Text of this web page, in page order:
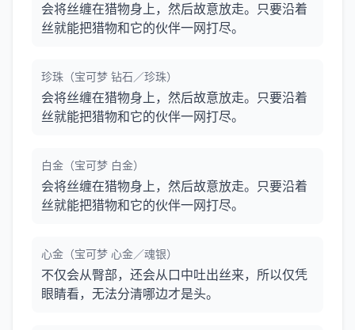
会将丝缠在猎物身上，然后故意放走。只要沿着
丝就能把猎物和它的伙伴一网打尽。
珍珠（宝可梦 钻石／珍珠）
会将丝缠在猎物身上，然后故意放走。只要沿着
丝就能把猎物和它的伙伴一网打尽。
白金（宝可梦 白金）
会将丝缠在猎物身上，然后故意放走。只要沿着
丝就能把猎物和它的伙伴一网打尽。
心金（宝可梦 心金／魂银）
不仅会从臀部，还会从口中吐出丝来，所以仅凭
眼睛看，无法分清哪边才是头。